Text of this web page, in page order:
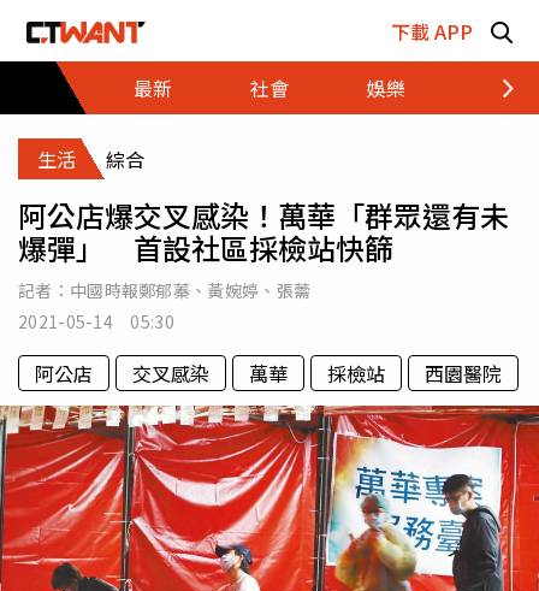
下載 APP
最新
社會 娛樂 財經
生活 綜合
阿公店爆交叉感染！萬華「群眾還有未
爆彈」 首設社區採檢站快篩
記者： 中國時報鄭郁蓁 、 黃婉婷 、 張薷
2021-05-14 05:30
阿公店 交叉感染 萬華 採檢站 西園醫院